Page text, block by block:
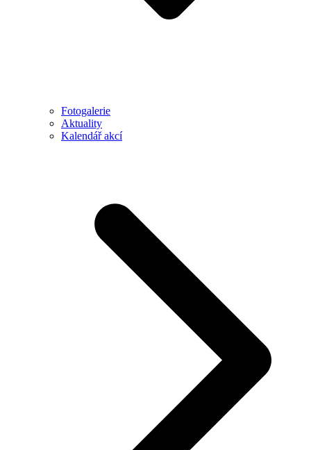
Fotogalerie
Aktuality
Kalendář akcí